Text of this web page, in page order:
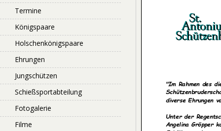
Termine
Königspaare
Holschenkönigspaare
Ehrungen
Jungschützen
Schießsportabteilung
Fotogalerie
Filme